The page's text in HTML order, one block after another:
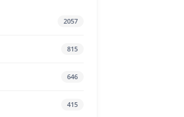
2057
815
646
415